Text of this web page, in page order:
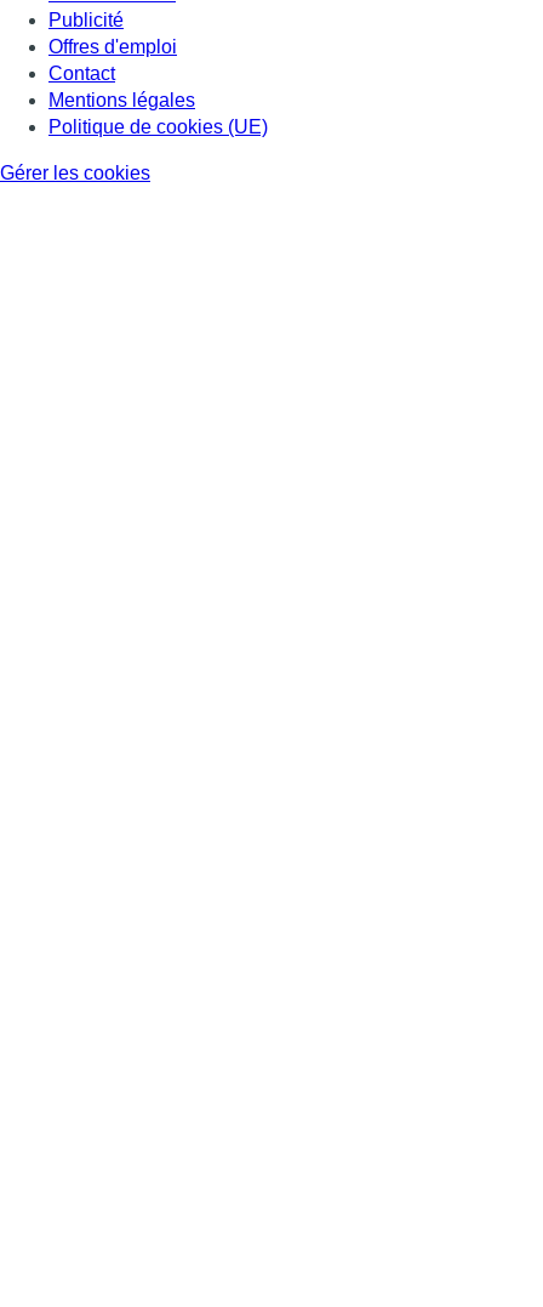
Publicité
Offres d'emploi
Contact
Mentions légales
Politique de cookies (UE)
Gérer les cookies